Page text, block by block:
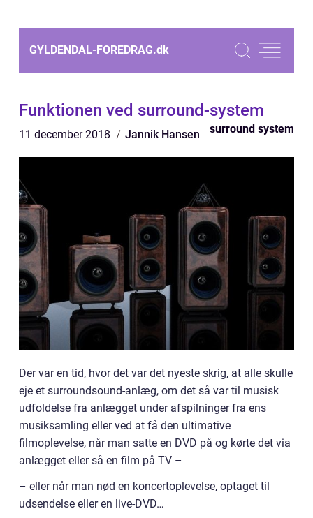
GYLDENDAL-FOREDRAG.dk
Funktionen ved surround-system
11 december 2018 Jannik Hansen surround system
Der var en tid, hvor det var det nyeste skrig, at alle skulle
eje et surroundsound-anlæg, om det så var til musisk
udfoldelse fra anlægget under afspilninger fra ens
musiksamling eller ved at få den ultimative
filmoplevelse, når man satte en DVD på og kørte det via
anlægget eller så en film på TV –
– eller når man nød en koncertoplevelse, optaget til
udsendelse eller en live-DVD…